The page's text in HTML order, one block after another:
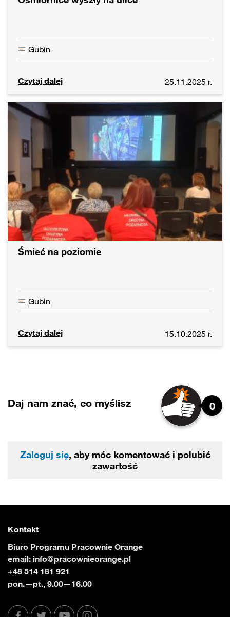
Gubin
Czytaj dalej 25.11.2025 r.
Śmieć na poziomie
Gubin
Czytaj dalej 15.10.2025 r.
Daj nam znać, co myślisz 0
Zaloguj się, aby móc komentować i polubić
zawartość
Kontakt
Biuro Programu Pracownie Orange
email: info@pracownieorange.pl
+48 514 181 921
pon.—pt., 9.00—16.00